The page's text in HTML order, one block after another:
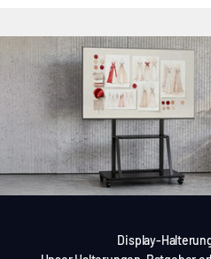
Display-